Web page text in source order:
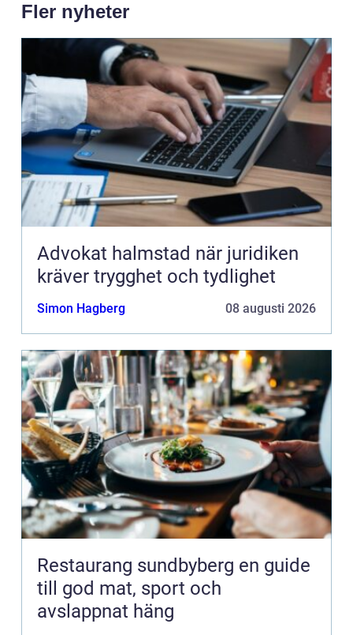
Fler nyheter
Advokat halmstad när juridiken
kräver trygghet och tydlighet
Simon Hagberg 08 augusti 2026
Restaurang sundbyberg en guide
till god mat, sport och
avslappnat häng